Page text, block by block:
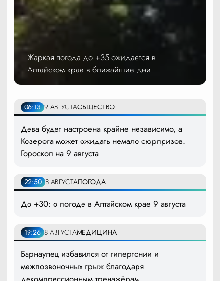
Жаркая погода до +35 ожидается в
Алтайском крае в ближайшие дни
06:13 9 АВГУСТАОБЩЕСТВО
Дева будет настроена крайне независимо, а
Козерога может ожидать немало сюрпризов.
Гороскоп на 9 августа
22:50 8 АВГУСТАПОГОДА
До +30: о погоде в Алтайском крае 9 августа
19:26 8 АВГУСТАМЕДИЦИНА
Барнаулец избавился от гипертонии и
межпозвоночных грыж благодаря
декомпрессионным тренажёрам